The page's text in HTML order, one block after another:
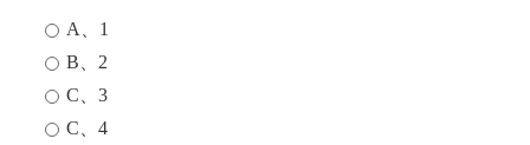
A、1
B、2
C、3
C、4